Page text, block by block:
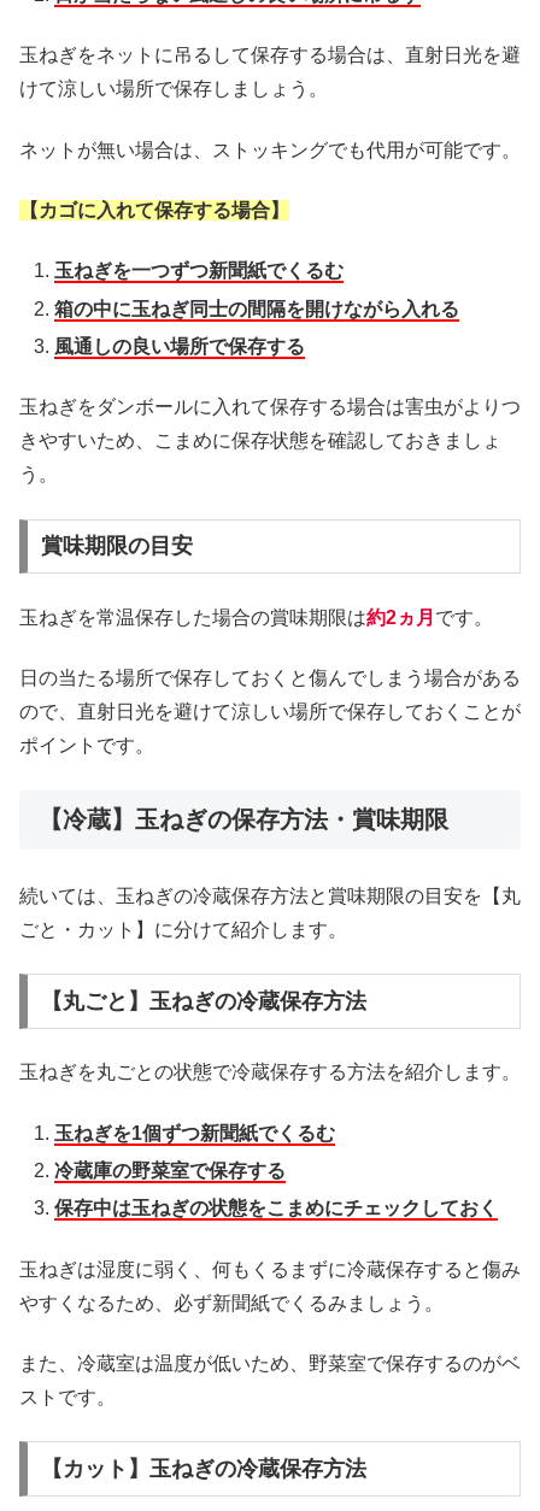
玉ねぎをネットに吊るして保存する場合は、直射日光を避
けて涼しい場所で保存しましょう。
ネットが無い場合は、ストッキングでも代用が可能です。
【カゴに入れて保存する場合】
玉ねぎを一つずつ新聞紙でくるむ
箱の中に玉ねぎ同士の間隔を開けながら入れる
風通しの良い場所で保存する
玉ねぎをダンボールに入れて保存する場合は害虫がよりつ
きやすいため、こまめに保存状態を確認しておきましょ
う。
賞味期限の目安
玉ねぎを常温保存した場合の賞味期限は約2ヵ月 です。
日の当たる場所で保存しておくと傷んでしまう場合がある
ので、直射日光を避けて涼しい場所で保存しておくことが
ポイントです。
【冷蔵】玉ねぎの保存方法・賞味期限
続いては、玉ねぎの冷蔵保存方法と賞味期限の目安を【丸
ごと・カット】に分けて紹介します。
【丸ごと】玉ねぎの冷蔵保存方法
玉ねぎを丸ごとの状態で冷蔵保存する方法を紹介します。
玉ねぎを1個ずつ新聞紙でくるむ
冷蔵庫の野菜室で保存する
保存中は玉ねぎの状態をこまめにチェックしておく
玉ねぎは湿度に弱く、何もくるまずに冷蔵保存すると傷み
やすくなるため、必ず新聞紙でくるみましょう。
また、冷蔵室は温度が低いため、野菜室で保存するのがベ
ストです。
【カット】玉ねぎの冷蔵保存方法